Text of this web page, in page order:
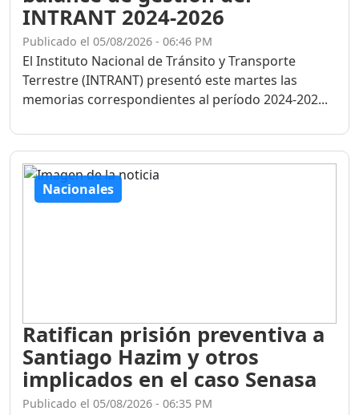
INTRANT 2024-2026
Publicado el 05/08/2026 - 06:46 PM
El Instituto Nacional de Tránsito y Transporte
Terrestre (INTRANT) presentó este martes las
memorias correspondientes al período 2024-202...
Nacionales
Ratifican prisión preventiva a
Santiago Hazim y otros
implicados en el caso Senasa
Publicado el 05/08/2026 - 06:35 PM